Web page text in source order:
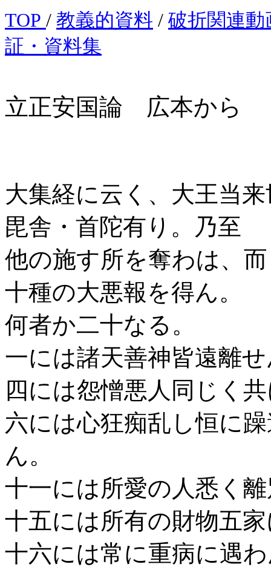
TOP / 教義的資料 / 破折関連動
証・資料集
立正安国論 広本から
大集経に云く、大王当
毘舎・首陀有り。乃至
他の施す所を奪わは、
十種の大悪報を得ん。
何者か二十なる。
一には諸天善神皆遠離
四には怨憎悪人同じく
六には心狂痴乱し恒に
ん。
十一には所愛の人悉く
十五には所有の財物五
十六には常に重病に遇